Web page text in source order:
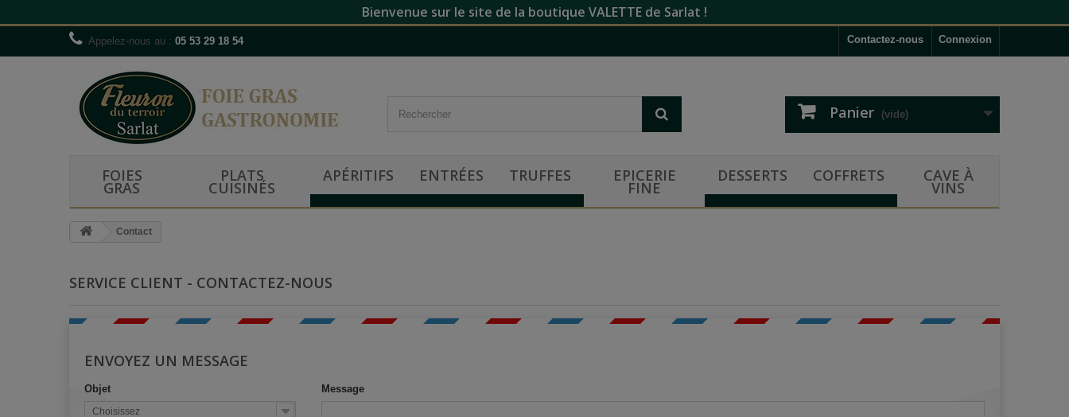
Bienvenue sur le site de la boutique VALETTE de Sarlat !
Connexion
Contactez-nous
Appelez-nous au : 05 53 29 18 54
Panier (vide)
FOIES
GRAS
PLATS
CUISINÉS
APÉRITIFS ENTRÉES TRUFFES EPICERIE
FINE
DESSERTS COFFRETS CAVE À
VINS
Contact
SERVICE CLIENT - CONTACTEZ-NOUS
ENVOYEZ UN MESSAGE
Objet
Choisissez
Message